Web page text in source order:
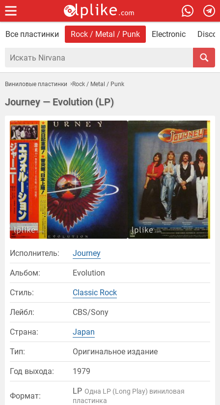
Все пластинки Rock / Metal / Punk Electronic Disco
Виниловые пластинки Rock / Metal / Punk
Journey — Evolution (LP)
Исполнитель: Journey
Альбом: Evolution
Стиль: Classic Rock
Лейбл: CBS/Sony
Страна: Japan
Тип: Оригинальное издание
Год выхода: 1979
Формат: LP Одна LP (Long Play) виниловая
пластинка